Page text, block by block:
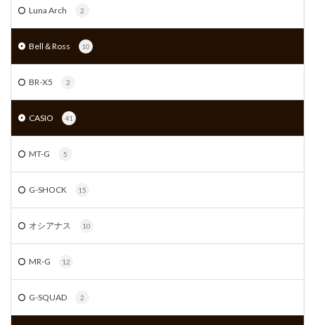
Luna Arch 2
Bell＆Ross 10
BR-X5 2
CASIO 41
MT-G 5
G-SHOCK 15
オシアナス 10
MR-G 12
G-SQUAD 2